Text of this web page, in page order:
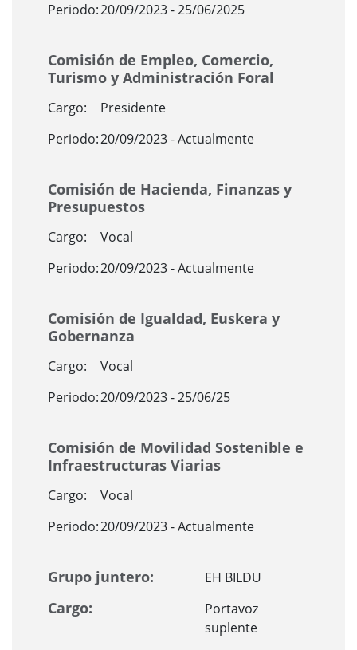
Periodo:20/09/2023 - 25/06/2025
Comisión de Empleo, Comercio,
Turismo y Administración Foral
Cargo:
Presidente
Periodo:20/09/2023 - Actualmente
Comisión de Hacienda, Finanzas y
Presupuestos
Cargo:
Vocal
Periodo:20/09/2023 - Actualmente
Comisión de Igualdad, Euskera y
Gobernanza
Cargo:
Vocal
Periodo:20/09/2023 - 25/06/25
Comisión de Movilidad Sostenible e
Infraestructuras Viarias
Cargo:
Vocal
Periodo:20/09/2023 - Actualmente
Grupo juntero: EH BILDU
Cargo:
Portavoz
suplente